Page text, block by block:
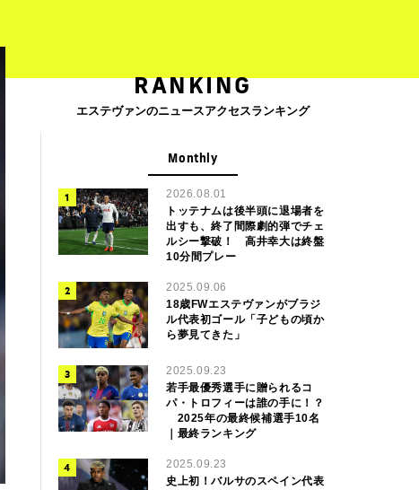
RANKING
エステヴァンのニュースアクセスランキング
Monthly
2026.08.01
トッテナムは後半頭に退場者を
出すも、終了間際劇的弾でチェ
ルシー撃破！ 高井幸大は終盤
10分間プレー
2025.09.06
18歳FWエステヴァンがブラジ
ル代表初ゴール「子どもの頃か
ら夢見てきた」
2025.09.23
若手最優秀選手に贈られるコ
パ・トロフィーは誰の手に！？
2025年の最終候補選手10名
｜最終ランキング
2025.09.23
史上初！バルサのスペイン代表